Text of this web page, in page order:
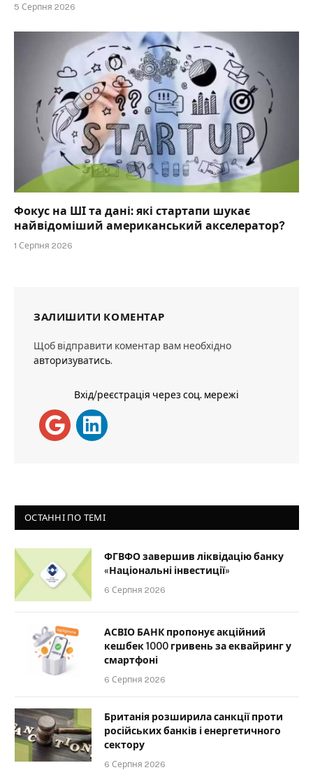
5 Серпня 2026
Фокус на ШІ та дані: які стартапи шукає
найвідоміший американський акселератор?
1 Серпня 2026
ЗАЛИШИТИ КОМЕНТАР
Щоб відправити коментар вам необхідно
авторизуватись.
Вхід/реєстрація через соц. мережі
ОСТАННІ ПО ТЕМІ
ФГВФО завершив ліквідацію банку
«Національні інвестиції»
6 Серпня 2026
АСВІО БАНК пропонує акційний
кешбек 1000 гривень за еквайринг у
смартфоні
6 Серпня 2026
Британія розширила санкції проти
російських банків і енергетичного
сектору
6 Серпня 2026